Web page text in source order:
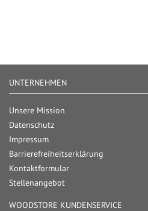
UNTERNEHMEN
Unsere Mission
Datenschutz
Impressum
Barrierefreiheitserklärung
Kontaktformular
Stellenangebot
WOODSTORE KUNDENSERVICE